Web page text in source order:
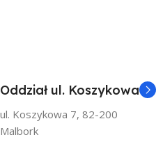
TECHNOLOGIA
Colorflow
Oddział ul. Koszykowa
ul. Koszykowa 7, 82-200
Malbork